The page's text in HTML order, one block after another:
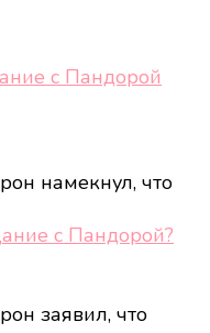
с Пандорой
намекнул, что
с Пандорой?
заявил, что